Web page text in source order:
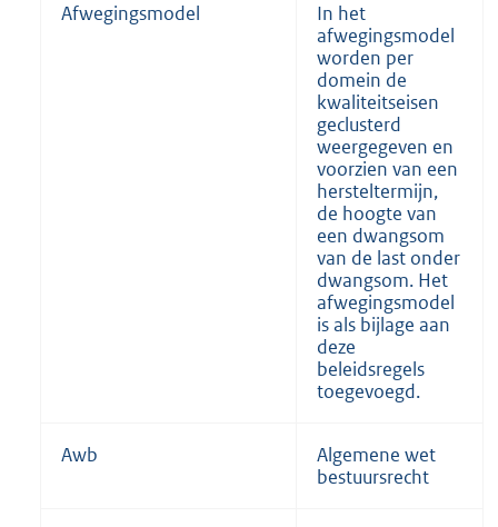
Afwegingsmodel
In het
afwegingsmodel
worden per
domein de
kwaliteitseisen
geclusterd
weergegeven en
voorzien van een
hersteltermijn,
de hoogte van
een dwangsom
van de last onder
dwangsom. Het
afwegingsmodel
is als bijlage aan
deze
beleidsregels
toegevoegd.
Awb
Algemene wet
bestuursrecht